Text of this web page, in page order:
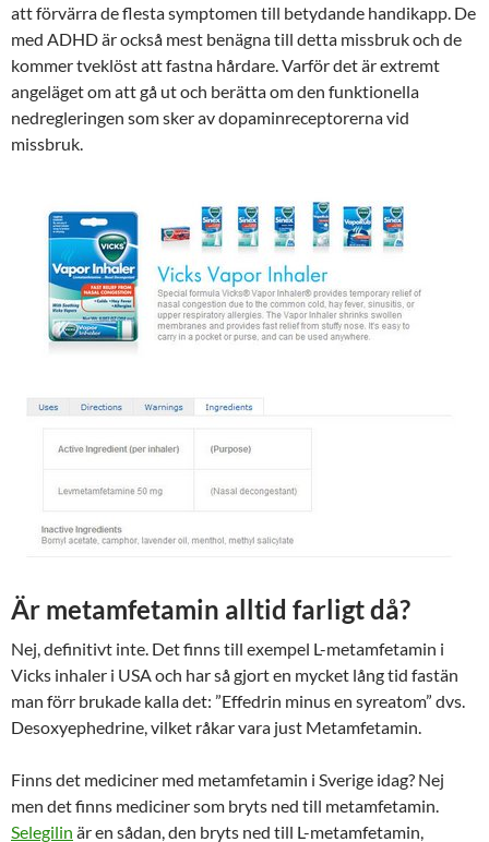
att förvärra de flesta symptomen till betydande handikapp. De
med ADHD är också mest benägna till detta missbruk och de
kommer tveklöst att fastna hårdare. Varför det är extremt
angeläget om att gå ut och berätta om den funktionella
nedregleringen som sker av dopaminreceptorerna vid
missbruk.
Är metamfetamin alltid farligt då?
Nej, definitivt inte. Det finns till exempel L-metamfetamin i
Vicks inhaler i USA och har så gjort en mycket lång tid fastän
man förr brukade kalla det: ”Effedrin minus en syreatom” dvs.
Desoxyephedrine, vilket råkar vara just Metamfetamin.
Finns det mediciner med metamfetamin i Sverige idag? Nej
men det finns mediciner som bryts ned till metamfetamin.
Selegilin är en sådan, den bryts ned till L-metamfetamin,